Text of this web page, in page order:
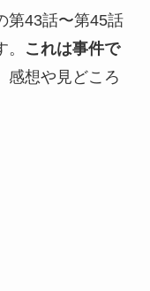
第43話〜第45話
これは事件で
感想や見どころ